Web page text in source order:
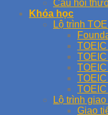
Câu hỏi
Khóa học
Lộ trình
Lộ trình
Giao